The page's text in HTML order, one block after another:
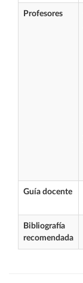
Profesores
Guía docente
Bibliografía
recomendada